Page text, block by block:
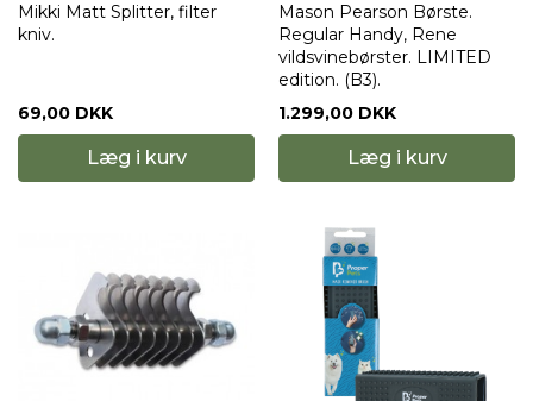
Mikki Matt Splitter, filter
kniv.
69,00 DKK
Læg i kurv
Mason Pearson Børste.
Regular Handy, Rene
vildsvinebørster. LIMITED
edition. (B3).
1.299,00 DKK
Læg i kurv